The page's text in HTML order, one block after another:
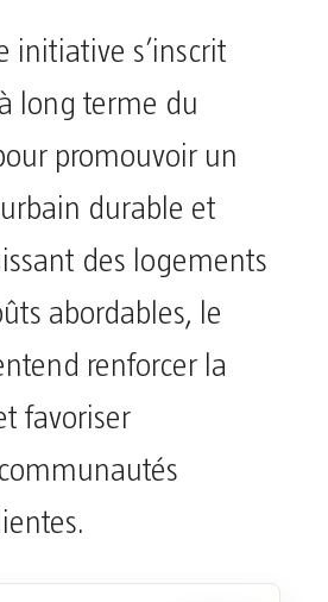
initiative s’inscrit
long terme du
promouvoir un
durable et
des logements
abordables, le
renforcer la
favoriser